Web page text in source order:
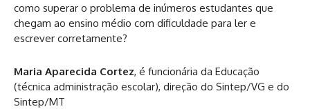
como superar o problema de inúmeros estudantes que
chegam ao ensino médio com dificuldade para ler e
escrever corretamente?
Maria Aparecida Cortez, é funcionária da Educação
(técnica administração escolar), direção do Sintep/VG e do
Sintep/MT